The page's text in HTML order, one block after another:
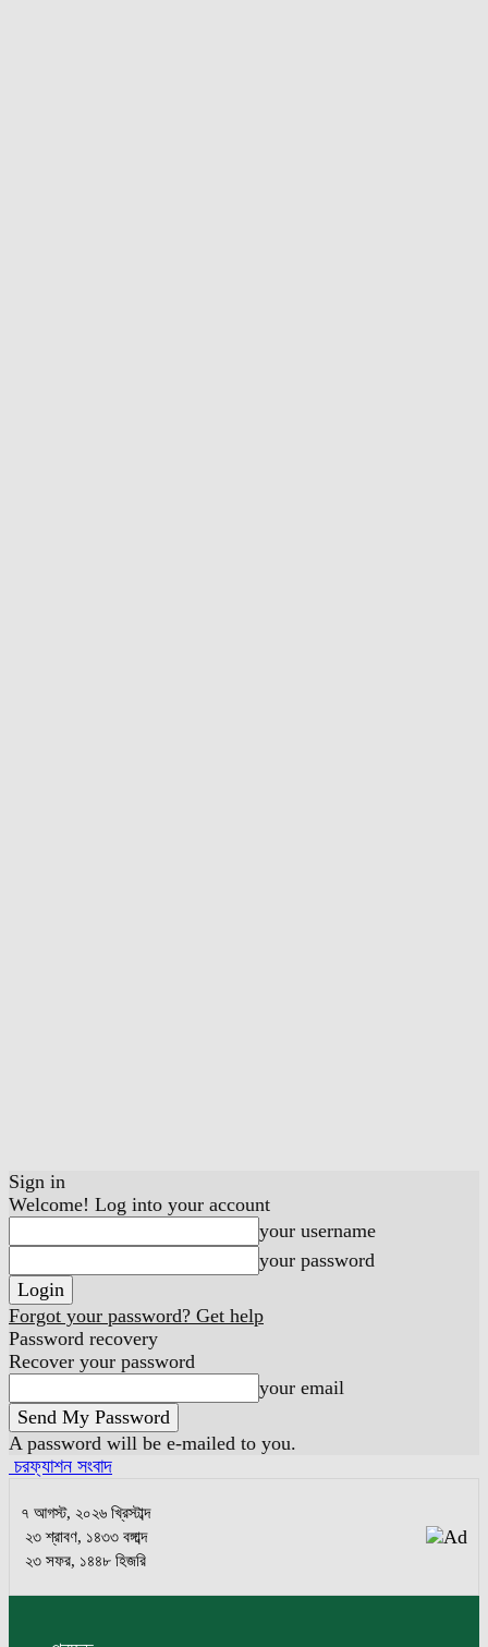
Sign in
Welcome! Log into your account
your username
your password
Forgot your password? Get help
Password recovery
Recover your password
your email
A password will be e-mailed to you.
চরফ্যাশন সংবাদ
৭ আগস্ট, ২০২৬ খ্রিস্টাব্দ
২৩ শ্রাবণ, ১৪৩৩ বঙ্গাব্দ
২৩ সফর, ১৪৪৮ হিজরি